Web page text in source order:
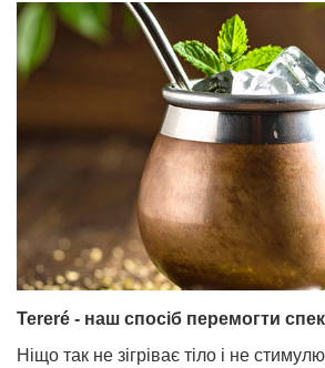
Tereré - наш спосіб перемогти
Ніщо так не зігріває тіло і не